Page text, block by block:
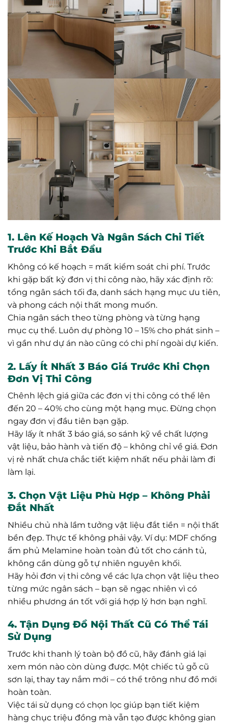
1. Lên Kế Hoạch Và Ngân Sách Chi Tiết
Trước Khi Bắt Đầu
Không có kế hoạch = mất kiểm soát chi phí. Trước
khi gặp bất kỳ đơn vị thi công nào, hãy xác định rõ:
tổng ngân sách tối đa, danh sách hạng mục ưu tiên,
và phong cách nội thất mong muốn.
Chia ngân sách theo từng phòng và từng hạng
mục cụ thể. Luôn dự phòng 10 – 15% cho phát sinh –
vì gần như dự án nào cũng có chi phí ngoài dự kiến.
2. Lấy Ít Nhất 3 Báo Giá Trước Khi Chọn
Đơn Vị Thi Công
Chênh lệch giá giữa các đơn vị thi công có thể lên
đến 20 – 40% cho cùng một hạng mục. Đừng chọn
ngay đơn vị đầu tiên bạn gặp.
Hãy lấy ít nhất 3 báo giá, so sánh kỹ về chất lượng
vật liệu, bảo hành và tiến độ – không chỉ về giá. Đơn
vị rẻ nhất chưa chắc tiết kiệm nhất nếu phải làm đi
làm lại.
3. Chọn Vật Liệu Phù Hợp – Không Phải
Đắt Nhất
Nhiều chủ nhà lầm tưởng vật liệu đắt tiền = nội thất
bền đẹp. Thực tế không phải vậy. Ví dụ: MDF chống
ẩm phủ Melamine hoàn toàn đủ tốt cho cánh tủ,
không cần dùng gỗ tự nhiên nguyên khối.
Hãy hỏi đơn vị thi công về các lựa chọn vật liệu theo
từng mức ngân sách – bạn sẽ ngạc nhiên vì có
nhiều phương án tốt với giá hợp lý hơn bạn nghĩ.
4. Tận Dụng Đồ Nội Thất Cũ Có Thể Tái
Sử Dụng
Trước khi thanh lý toàn bộ đồ cũ, hãy đánh giá lại
xem món nào còn dùng được. Một chiếc tủ gỗ cũ
sơn lại, thay tay nắm mới – có thể trông như đồ mới
hoàn toàn.
Việc tái sử dụng có chọn lọc giúp bạn tiết kiệm
hàng chục triệu đồng mà vẫn tạo được không gian